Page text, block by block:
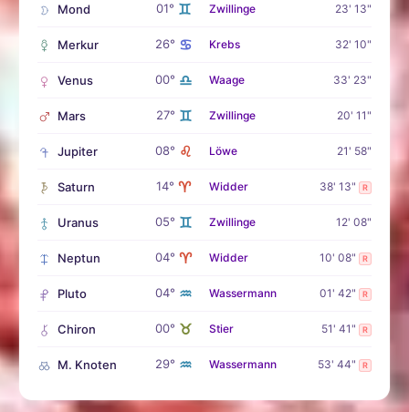
Mond 01° ♊ Zwillinge 23' 13"
Merkur 26° ♋ Krebs 32' 10"
Venus 00° ♎ Waage 33' 23"
Mars 27° ♊ Zwillinge 20' 11"
Jupiter 08° ♌ Löwe 21' 58"
Saturn 14° ♈ Widder 38' 13" R
Uranus 05° ♊ Zwillinge 12' 08"
Neptun 04° ♈ Widder 10' 08" R
Pluto 04° ♒ Wassermann 01' 42" R
Chiron 00° ♉ Stier 51' 41" R
M. Knoten 29° ♒ Wassermann 53' 44" R